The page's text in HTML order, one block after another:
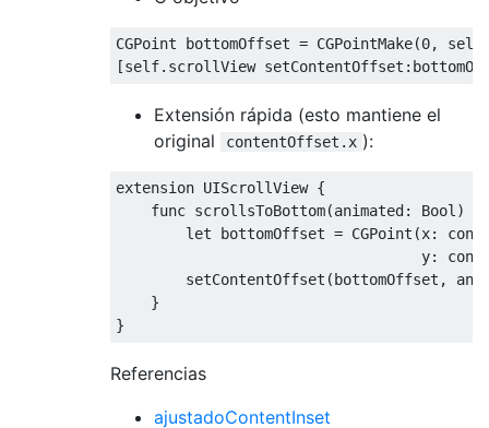
CGPoint bottomOffset = CGPointMake(0, self
[self. scrollView setContentOffset :
Extensión rápida (esto mantiene el
original
contentOffset.x ):
extension UIScrollView {
func scrollsToBottom(animated: Bool )
let bottomOffset = CGPoint (x:
                                   y
:
        setContentOffset
(bottomOffset ,
}
}
Referencias
ajustadoContentInset